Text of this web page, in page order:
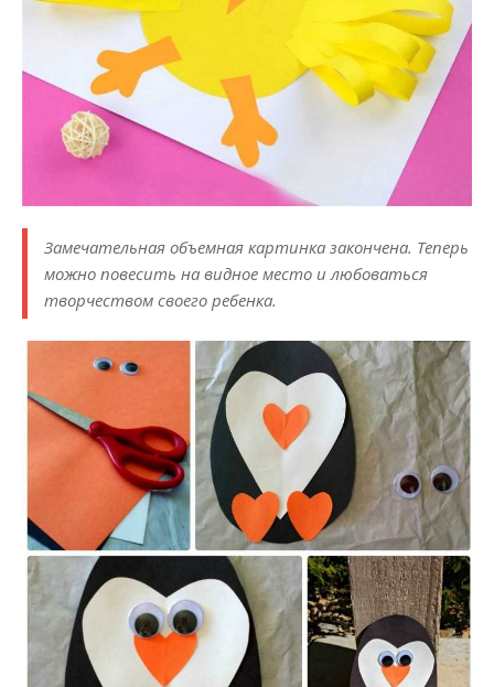
Замечательная объемная картинка закончена. Теперь
можно повесить на видное место и любоваться
творчеством своего ребенка.